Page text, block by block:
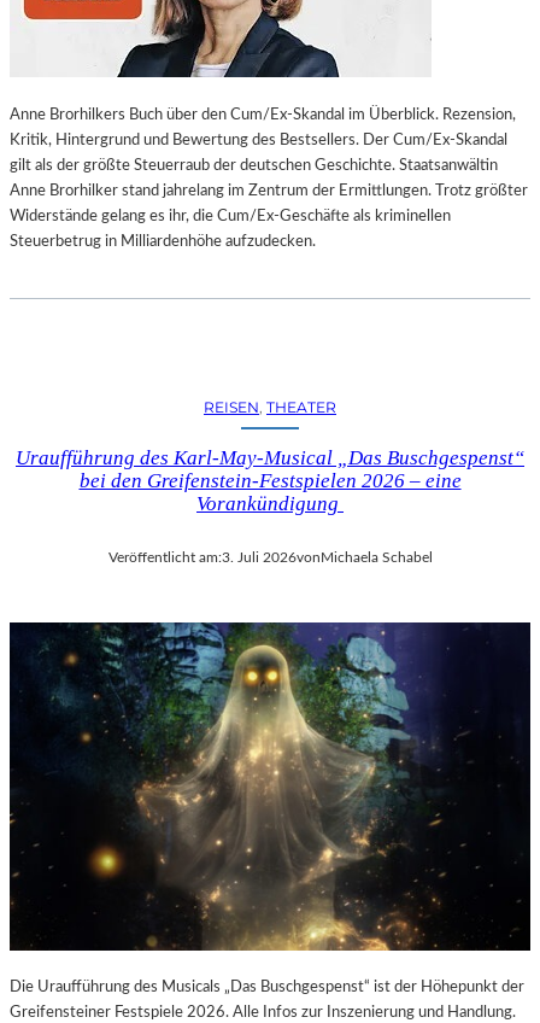
U
G
S
B
E
R
S
H
A
B
K
U
L
T
U
R
-
B
O
G
Anne Brorhilkers Buch über den Cum/Ex-Skandal im Überblick. Rezension,
Kritik, Hintergrund und Bewertung des Bestsellers. Der Cum/Ex-Skandal
gilt als der größte Steuerraub der deutschen Geschichte. Staatsanwältin
Anne Brorhilker stand jahrelang im Zentrum der Ermittlungen. Trotz größter
Widerstände gelang es ihr, die Cum/Ex-Geschäfte als kriminellen
Steuerbetrug in Milliardenhöhe aufzudecken.
REISEN, THEATER
Uraufführung des Karl-May-Musical „Das Buschgespenst“
bei den Greifenstein-Festspielen 2026 – eine
Vorankündigung
Veröffentlicht am:3. Juli 2026vonMichaela Schabel
Die Uraufführung des Musicals „Das Buschgespenst“ ist der Höhepunkt der
Greifensteiner Festspiele 2026. Alle Infos zur Inszenierung und Handlung.